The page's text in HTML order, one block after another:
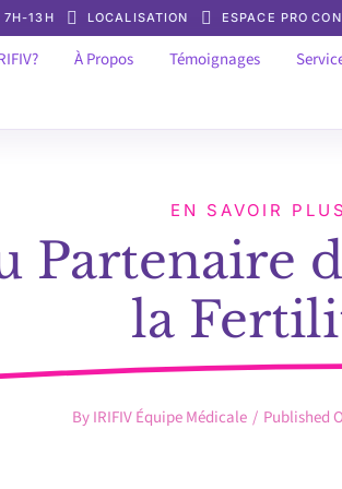
13H LOCALISATION ESPACE PRO
À Propos Témoignages
EN SAVOIR PLUS
Partenaire
la
ByIRIFIV Équipe Médicale / Published